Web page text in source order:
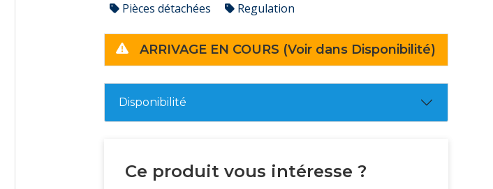
Pièces détachées Regulation
ARRIVAGE EN COURS (Voir dans Disponibilité)
Disponibilité
Ce produit vous intéresse ?